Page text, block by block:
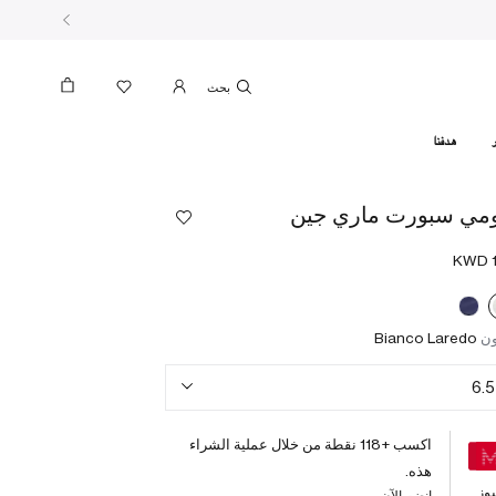
هدفنا
سبورت ماري جين
Bianco Laredo
6.5
اكسب +118 نقطة من خلال عملية الشراء
هذه.